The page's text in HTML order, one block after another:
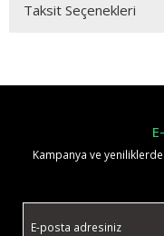
Taksit Seçenekleri
Kampanya ve